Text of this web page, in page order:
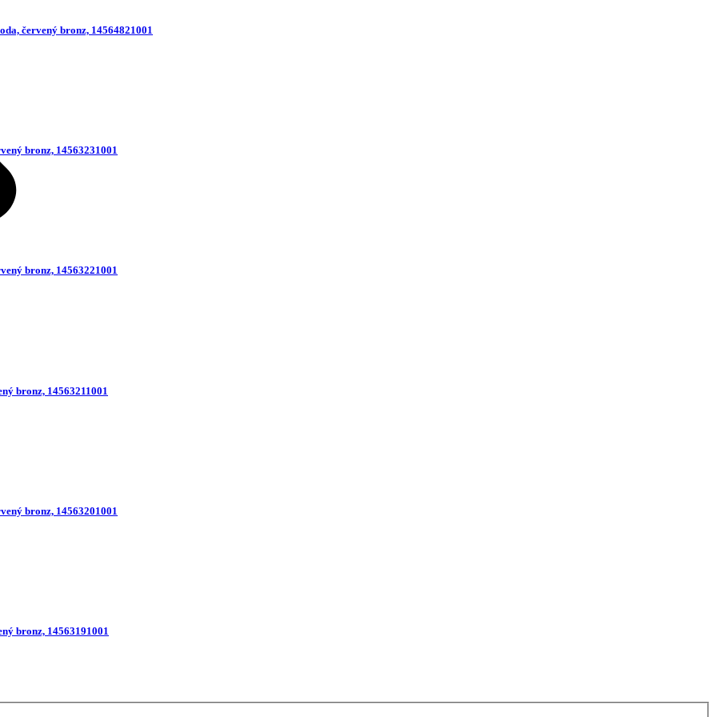
červený bronz, 14564821001
bronz, 14563231001
bronz, 14563221001
bronz, 14563211001
bronz, 14563201001
bronz, 14563191001